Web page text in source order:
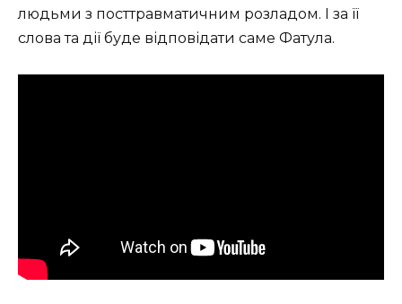
людьми з посттравматичним розладом. І за її
слова та дії буде відповідати саме Фатула.